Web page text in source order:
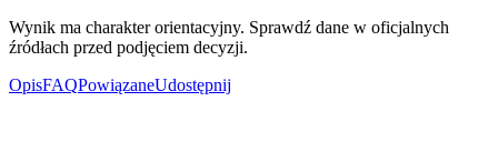
Wynik ma charakter orientacyjny. Sprawdź dane w oficjalnych
źródłach przed podjęciem decyzji.
OpisFAQPowiązaneUdostępnij